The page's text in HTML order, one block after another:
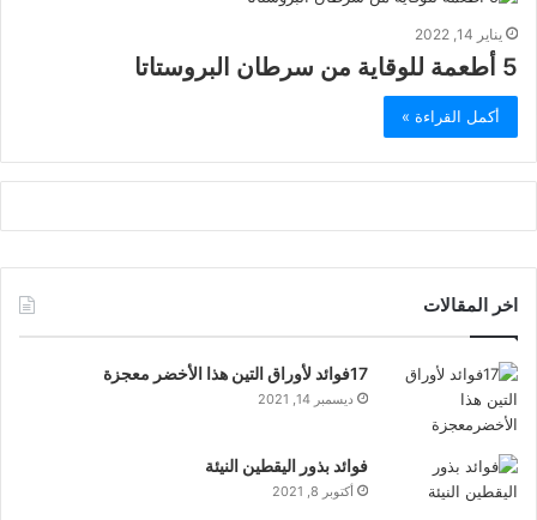
يناير 14, 2022
5 أطعمة للوقاية من سرطان البروستاتا
أكمل القراءة »
اخر المقالات
17فوائد لأوراق التين هذا الأخضر معجزة
ديسمبر 14, 2021
فوائد بذور اليقطين النيئة
أكتوبر 8, 2021